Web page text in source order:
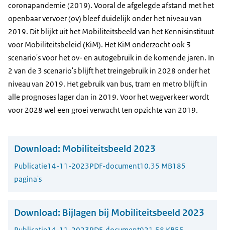
coronapandemie (2019). Vooral de afgelegde afstand met het
openbaar vervoer (ov) bleef duidelijk onder het niveau van
2019. Dit blijkt uit het Mobiliteitsbeeld van het Kennisinstituut
voor Mobiliteitsbeleid (KiM). Het KiM onderzocht ook 3
scenario's voor het ov- en autogebruik in de komende jaren. In
2 van de 3 scenario's blijft het treingebruik in 2028 onder het
niveau van 2019. Het gebruik van bus, tram en metro blijft in
alle prognoses lager dan in 2019. Voor het wegverkeer wordt
voor 2028 wel een groei verwacht ten opzichte van 2019.
Download: Mobiliteitsbeeld 2023
Publicatie14-11-2023PDF-document10.35 MB185
pagina's
Download: Bijlagen bij Mobiliteitsbeeld 2023